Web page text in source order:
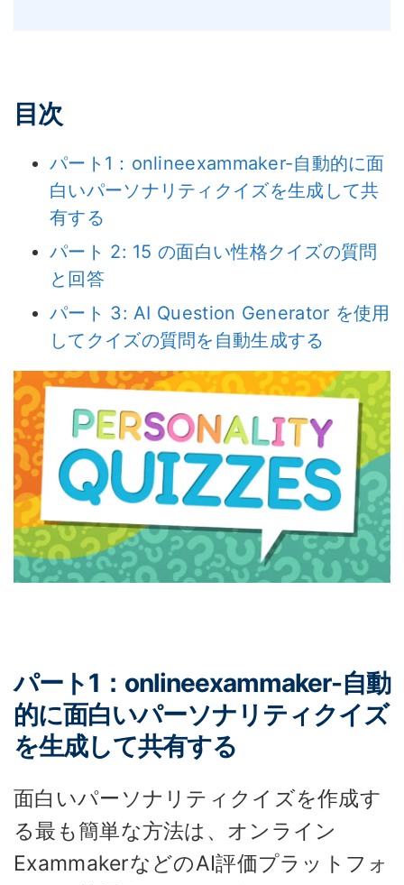
目次
パート1：onlineexammaker-自動的に面
白いパーソナリティクイズを生成して共
有する
パート 2: 15 の面白い性格クイズの質問
と回答
パート 3: AI Question Generator を使用
してクイズの質問を自動生成する
パート1：onlineexammaker-自動
的に面白いパーソナリティクイズ
を生成して共有する
面白いパーソナリティクイズを作成す
る最も簡単な方法は、オンライン
ExammakerなどのAI評価プラットフォ